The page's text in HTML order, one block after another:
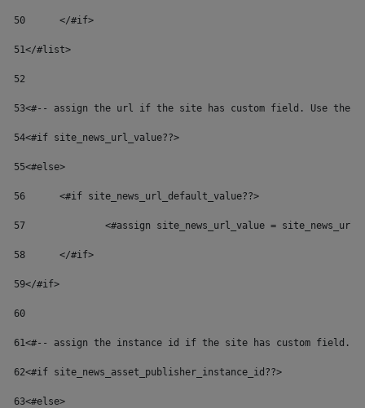
50
	</#if>
51</#list>
52
53<#-- assign the url if the site has custom field. Use the
54<#if site_news_url_value??>
55<#else>
56
	<#if site_news_url_default_value??>
57
<#assign site_news_url_value =
58
	</#if>
59</#if>
60
61<#-- assign the instance id if the site has custom field.
62<#if site_news_asset_publisher_instance_id??>
63<#else>